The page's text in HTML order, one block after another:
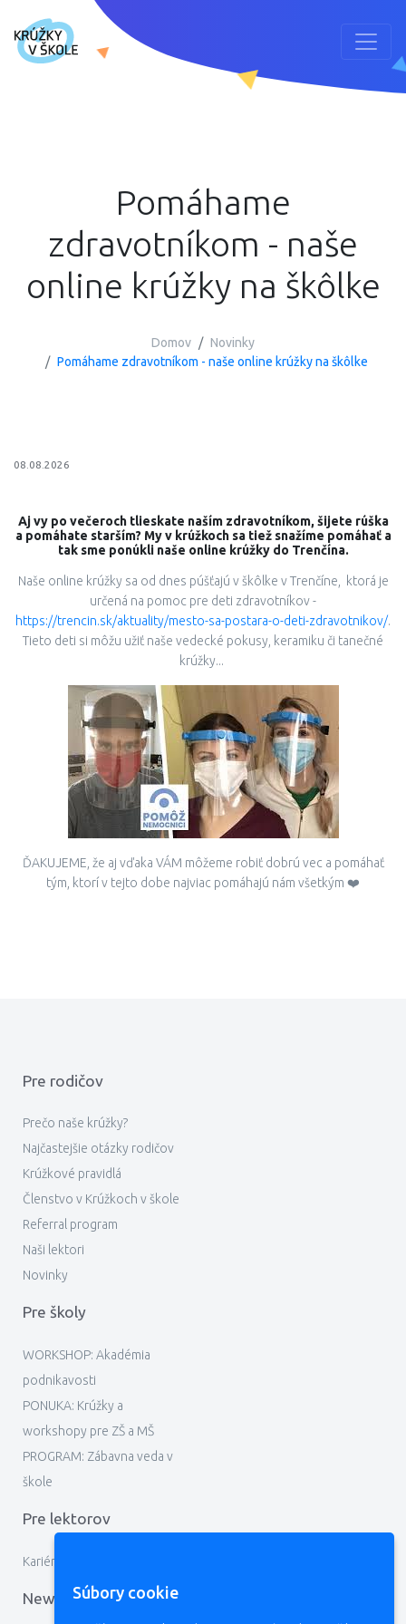
Pomáhame
zdravotníkom - naše
online krúžky na škôlke
Domov
Novinky
Pomáhame zdravotníkom - naše online krúžky na škôlke
08.08.2026
Aj vy po večeroch tlieskate naším zdravotníkom, šijete rúška
a pomáhate starším? My v krúžkoch sa tiež snažíme pomáhať a
tak sme ponúkli naše online krúžky do Trenčína.
Naše online krúžky sa od dnes púšťajú v škôlke v Trenčíne, ktorá je
určená na pomoc pre deti zdravotníkov -
https://trencin.sk/aktuality/mesto-sa-postara-o-deti-zdravotnikov/.
Tieto deti si môžu užiť naše vedecké pokusy, keramiku či tanečné
krúžky...
ĎAKUJEME, že aj vďaka VÁM môžeme robiť dobrú vec a pomáhať
tým, ktorí v tejto dobe najviac pomáhajú nám všetkým ❤️
Pre rodičov
Prečo naše krúžky?
Najčastejšie otázky rodičov
Krúžkové pravidlá
Členstvo v Krúžkoch v škole
Referral program
Naši lektori
Novinky
Pre školy
WORKSHOP: Akadémia
podnikavosti
PONUKA: Krúžky a
workshopy pre ZŠ a MŠ
PROGRAM: Zábavna veda v
škole
Pre lektorov
Kariéra
NewsletterSúbory cookie